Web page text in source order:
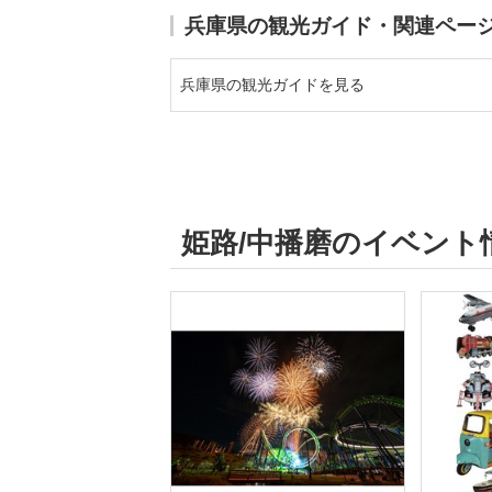
兵庫県の観光ガイド・関連ペー
兵庫県の観光ガイドを見る
姫路/中播磨のイベント